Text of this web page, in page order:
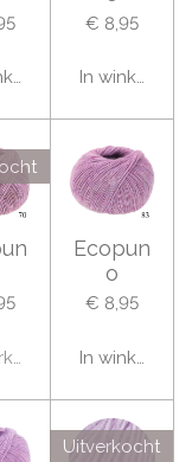
€ 8,95
In
Ecopun
o
€ 8,95
In
Uitverkocht